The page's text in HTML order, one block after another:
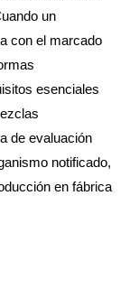
un
con el marcado
esenciales
de evaluación
notificado,
en fábrica